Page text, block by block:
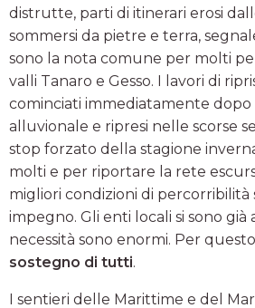
distrutte, parti di itinerari erosi
sommersi da pietre e terra,
sono la nota comune per molti
valli Tanaro e Gesso. I lavori di
cominciati immediatamente dopo
alluvionale e ripresi nelle scorse
stop forzato della stagione
molti e per riportare la rete
migliori condizioni di percorribilità
impegno. Gli enti locali si sono già
necessità sono enormi. Per questo
sostegno di tutti.
I sentieri delle Marittime e del